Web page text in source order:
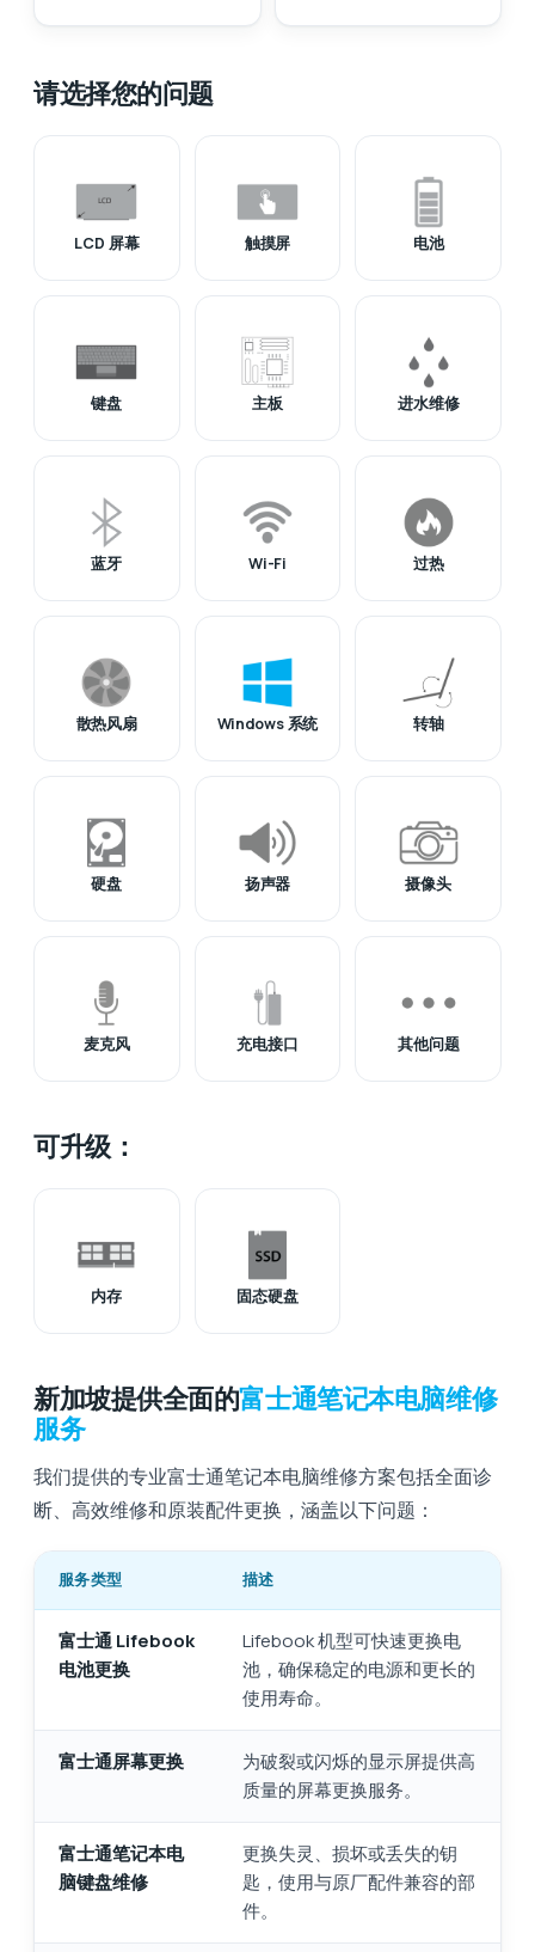
请选择您的问题
LCD 屏幕 触摸屏 电池
键盘 主板 进水维修
蓝牙 Wi-Fi 过热
散热风扇 Windows 系统 转轴
硬盘 扬声器 摄像头
麦克风 充电接口 其他问题
可升级：
内存 固态硬盘
新加坡提供全面的富士通笔记本电脑维修
服务
我们提供的专业富士通笔记本电脑维修方案包括全面诊
断、高效维修和原装配件更换，涵盖​​以下问题：
服务类型 描述
富士通 Lifebook
电池更换
Lifebook 机型可快速更换电
池，确保稳定的电源和更长的
使用寿命。
富士通屏幕更换
为破裂或闪烁的显示屏提供高
质量的屏幕更换服务。
富士通笔记本电
脑键盘维修
更换失灵、损坏或丢失的钥
匙，使用与原厂配件兼容的部
件。